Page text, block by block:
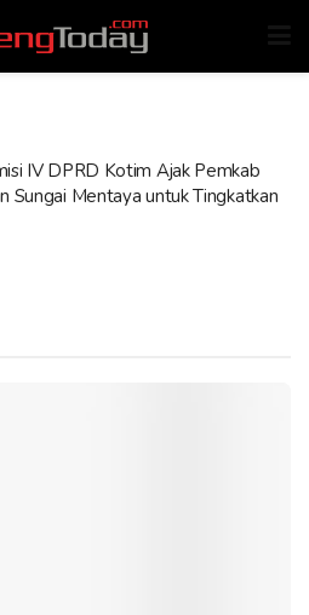
IV DPRD Kotim Ajak Pemkab
Sungai Mentaya untuk Tingkatkan